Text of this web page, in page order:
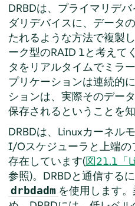
DRBDは、プライマリデ
ダリデバイスに、データ
たれるような方法で複製
ーク型のRAID 1と考えて
タをリアルタイムでミラ
プリケーションは連続的
ションは、実際そのデー
保存されるということを
DRBDは、Linuxカーネル
I/Oスケジューラと上端の
存在しています(図21.1「
参照)。DRBDと通信する
drbdadm を使用します